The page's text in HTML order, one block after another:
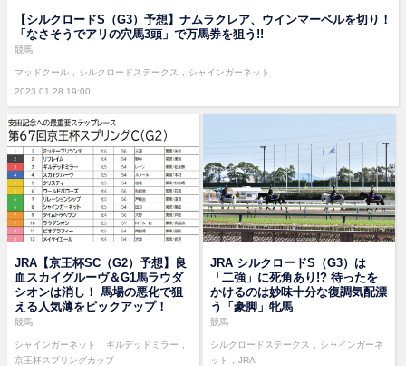
【シルクロードS（G3）予想】ナムラクレア、ウインマーベルを切り！
「なさそうでアリの穴馬3頭」で万馬券を狙う!!
2023.01.28 19:00
競馬
マッドクール シルクロードステークス シャインガーネット
JRA【京王杯SC（G2）予想】良
血スカイグルーヴ＆G1馬ラウダ
シオンは消し！ 馬場の悪化で狙
える人気薄をピックアップ！
競馬
シャインガーネット
ギルデッドミラー
京王杯スプリングカップ
JRA シルクロードS（G3）は
「二強」に死角あり!? 待ったを
かけるのは妙味十分な復調気配漂
う「豪脚」牝馬
競馬
シルクロードステークス
シャインガーネ
ット
JRA